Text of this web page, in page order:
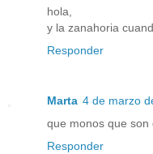
hola,
y la zanahoria
Responder
Marta 4 de marzo
que monos que son
Responder